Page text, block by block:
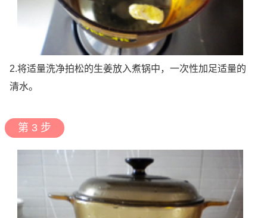
2.将适量洗净拍松的生姜放入煮锅中，一次性加足适量的
清水。
第 3 步